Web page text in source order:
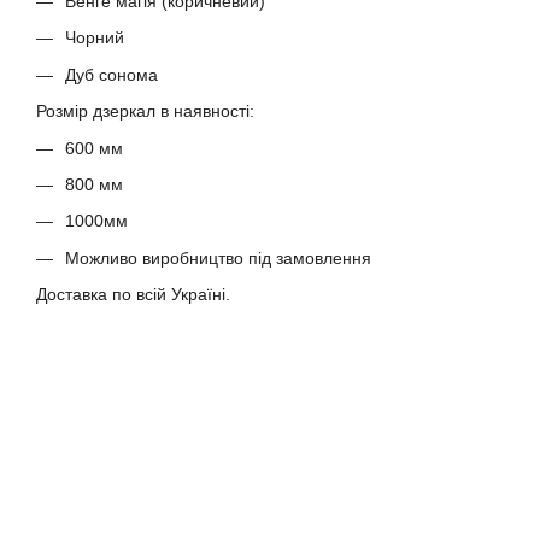
Чорний
Дуб сонома
Розмір дзеркал в наявності:
600 мм
800 мм
1000мм
Можливо виробництво під замовлення
Доставка по всій Україні.